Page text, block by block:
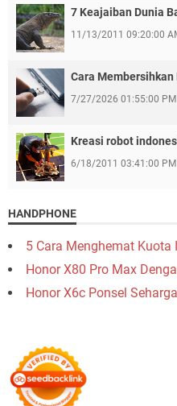
7 Keajaiban Dunia
11/13/2011 09:20:00
Cara Membersihkan
7/27/2026 01:55:00 PM
Kreasi robot
6/18/2011 03:41:00 PM
HANDPHONE
5 Cara Menghemat Kuota
Honor X80 Pro Max
Honor X6c Ponsel